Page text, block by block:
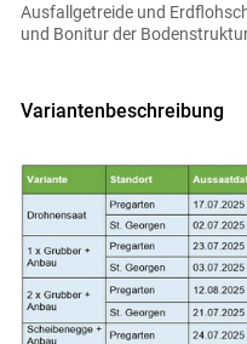
Ausfallgetreide und
und Bonitur der
Variantenbeschreibung